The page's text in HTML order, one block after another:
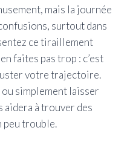
mais la journée
surtout dans
ce tiraillement
faites pas trop : c’est
votre trajectoire.
simplement laisser
à trouver des
peu trouble.